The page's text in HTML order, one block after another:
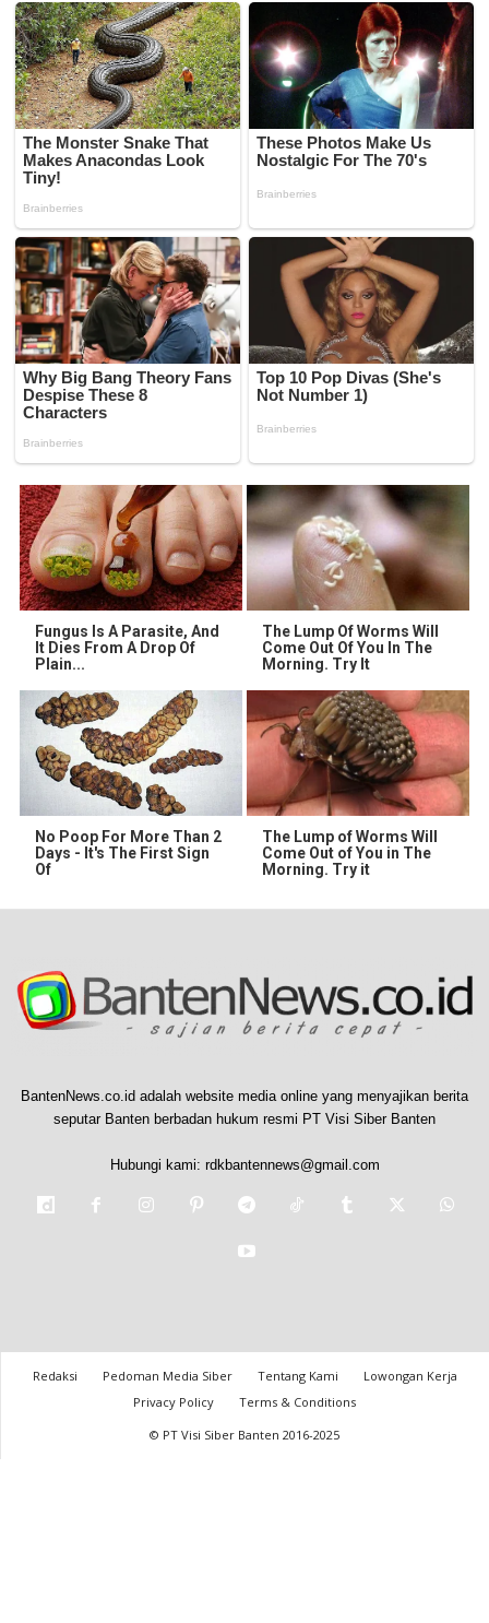
Fungus Is A Parasite, And
It Dies From A Drop Of
Plain...
The Lump Of Worms Will
Come Out Of You In The
Morning. Try It
No Poop For More Than 2
Days - It's The First Sign
Of
The Lump of Worms Will
Come Out of You in The
Morning. Try it
BantenNews.co.id adalah website media online yang menyajikan berita
seputar Banten berbadan hukum resmi PT Visi Siber Banten
Hubungi kami: rdkbantennews@gmail.com
Redaksi Pedoman Media Siber Tentang Kami
Lowongan Kerja
Privacy Policy
Terms & Conditions
© PT Visi Siber Banten 2016-2025